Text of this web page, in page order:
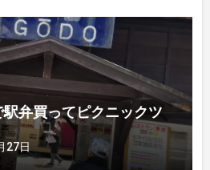
弁買ってピクニックツ
27日